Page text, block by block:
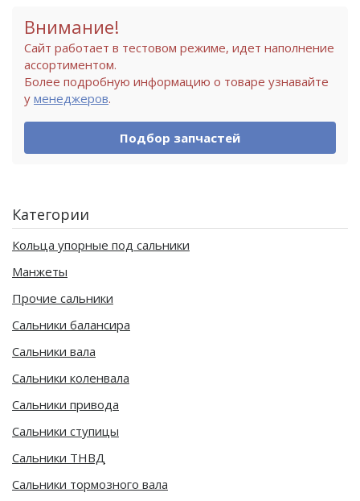
Внимание!
Сайт работает в тестовом режиме, идет наполнение
ассортиментом.
Более подробную информацию о товаре узнавайте
у менеджеров.
Подбор запчастей
Категории
Кольца упорные под сальники
Манжеты
Прочие сальники
Сальники балансира
Сальники вала
Сальники коленвала
Сальники привода
Сальники ступицы
Сальники ТНВД
Сальники тормозного вала